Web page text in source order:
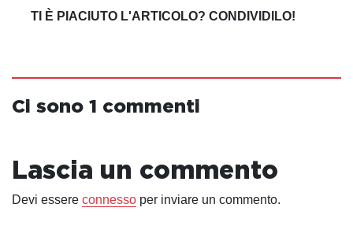
TI È PIACIUTO L'ARTICOLO? CONDIVIDILO!
Ci sono 1 commenti
Lascia un commento
Devi essere connesso per inviare un commento.